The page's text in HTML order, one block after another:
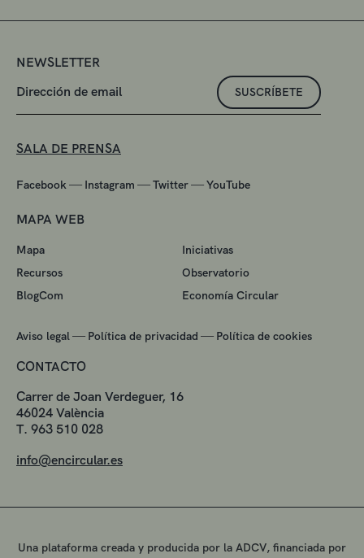
NEWSLETTER
SUSCRÍBETE
SALA DE PRENSA
Facebook — Instagram —Twitter—YouTube
MAPA WEB
Mapa
Iniciativas
Recursos
Observatorio
BlogCom
Economía Circular
Aviso legal — Política de privacidad — Política de cookies
CONTACTO
Carrer de Joan Verdeguer, 16
46024 València
T. 963 510 028
info@encircular.es
Una plataforma creada y producida por la ADCV, financiada por